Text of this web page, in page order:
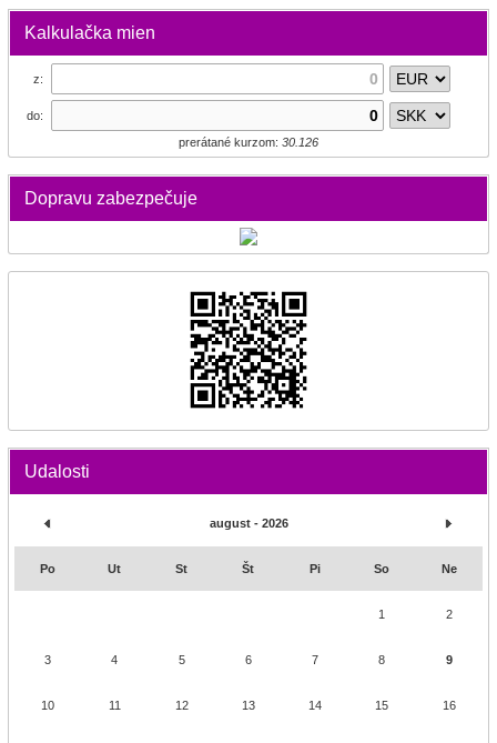
Kalkulačka mien
z:
do:
prerátané kurzom: 30.126
Dopravu zabezpečuje
Udalosti
august - 2026
Po Ut St Št Pi So Ne
1 2
3 4 5 6 7 8 9
10 11 12 13 14 15 16